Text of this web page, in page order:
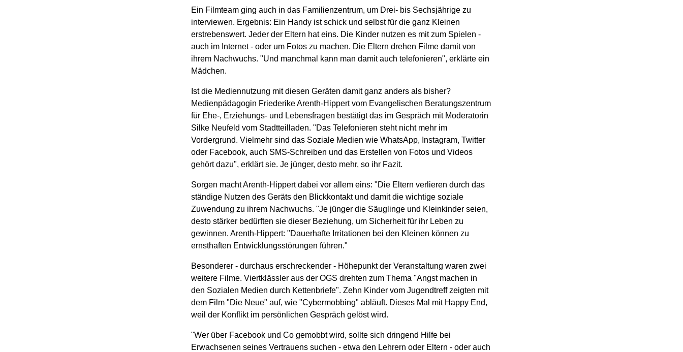
Ein Filmteam ging auch in das Familienzentrum, um Drei- bis Sechsjährige zu
interviewen. Ergebnis: Ein Handy ist schick und selbst für die ganz Kleinen
erstrebenswert. Jeder der Eltern hat eins. Die Kinder nutzen es mit zum Spielen -
auch im Internet - oder um Fotos zu machen. Die Eltern drehen Filme damit von
ihrem Nachwuchs. "Und manchmal kann man damit auch telefonieren", erklärte ein
Mädchen.
Ist die Mediennutzung mit diesen Geräten damit ganz anders als bisher?
Medienpädagogin Friederike Arenth-Hippert vom Evangelischen Beratungszentrum
für Ehe-, Erziehungs- und Lebensfragen bestätigt das im Gespräch mit Moderatorin
Silke Neufeld vom Stadtteilladen. "Das Telefonieren steht nicht mehr im
Vordergrund. Vielmehr sind das Soziale Medien wie WhatsApp, Instagram, Twitter
oder Facebook, auch SMS-Schreiben und das Erstellen von Fotos und Videos
gehört dazu", erklärt sie. Je jünger, desto mehr, so ihr Fazit.
Sorgen macht Arenth-Hippert dabei vor allem eins: "Die Eltern verlieren durch das
ständige Nutzen des Geräts den Blickkontakt und damit die wichtige soziale
Zuwendung zu ihrem Nachwuchs. "Je jünger die Säuglinge und Kleinkinder seien,
desto stärker bedürften sie dieser Beziehung, um Sicherheit für ihr Leben zu
gewinnen. Arenth-Hippert: "Dauerhafte Irritationen bei den Kleinen können zu
ernsthaften Entwicklungsstörungen führen."
Besonderer - durchaus erschreckender - Höhepunkt der Veranstaltung waren zwei
weitere Filme. Viertklässler aus der OGS drehten zum Thema "Angst machen in
den Sozialen Medien durch Kettenbriefe". Zehn Kinder vom Jugendtreff zeigten mit
dem Film "Die Neue" auf, wie "Cybermobbing" abläuft. Dieses Mal mit Happy End,
weil der Konflikt im persönlichen Gespräch gelöst wird.
"Wer über Facebook und Co gemobbt wird, sollte sich dringend Hilfe bei
Erwachsenen seines Vertrauens suchen - etwa den Lehrern oder Eltern - oder auch